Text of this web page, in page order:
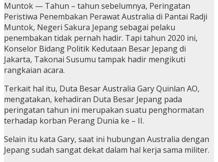
Muntok — Tahun – tahun sebelumnya, Peringatan
Peristiwa Penembakan Perawat Australia di Pantai Radji
Muntok, Negeri Sakura Jepang sebagai pelaku
penembakan tidak pernah hadir. Tapi tahun 2020 ini,
Konselor Bidang Politik Kedutaan Besar Jepang di
Jakarta, Takonai Susumu tampak hadir mengikuti
rangkaian acara.
Terkait hal itu, Duta Besar Australia Gary Quinlan AO,
mengatakan, kehadiran Duta Besar Jepang pada
peringatan tahun ini merupakan suatu penghormatan
terhadap korban Perang Dunia ke – II.
Selain itu kata Gary, saat ini hubungan Australia dengan
Jepang sudah sangat dekat dalam hal kerja sama militer.